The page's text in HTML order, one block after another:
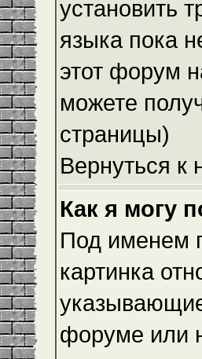
установить
языка пока
этот форум
можете
страницы)
Вернуться к
Как я могу
Под именем
картинка
форуме или